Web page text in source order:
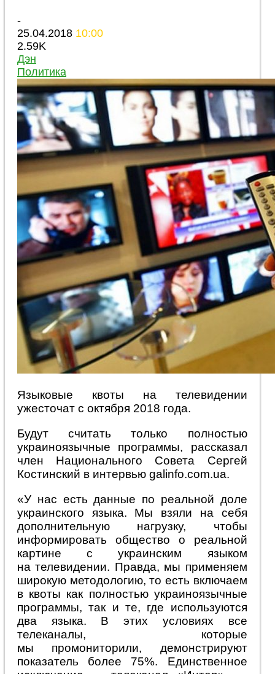
-
25.04.2018 10:00
2.59K
Дэн
Политика
Языковые квоты на телевидении
ужесточат с октября 2018 года.
Будут считать только полностью
украиноязычные программы, рассказал
член Национального Совета Сергей
Костинский в интервью galinfo.com.ua.
«У нас есть данные по реальной доле
украинского языка. Мы взяли на себя
дополнительную нагрузку, чтобы
информировать общество о реальной
картине с украинским языком
на телевидении. Правда, мы применяем
широкую методологию, то есть включаем
в квоты как полностью украиноязычные
программы, так и те, где используются
два языка. В этих условиях все
телеканалы, которые
мы промониторили, демонстрируют
показатель более 75%. Единственное